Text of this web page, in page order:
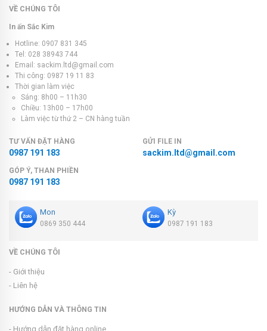
VỀ CHÚNG TÔI
In ấn Sắc Kim
Hotline: 0907 831 345
Tel: 028 38943 744
Email: sackim.ltd@gmail.com
Thi công: 0987 19 11 83
Thời gian làm việc
Sáng: 8h00 – 11h30
Chiều: 13h00 – 17h00
Làm việc từ thứ 2 – CN hàng tuần
TƯ VẤN ĐẶT HÀNG
0987 191 183
GỬI FILE IN
sackim.ltd@gmail.com
GÓP Ý, THAN PHIỀN
0987 191 183
Mon
0869 350 444
Kỳ
0987 191 183
VỀ CHÚNG TÔI
- Giới thiệu
- Liên hệ
HƯỚNG DẪN VÀ THÔNG TIN
- Hướng dẫn đặt hàng online